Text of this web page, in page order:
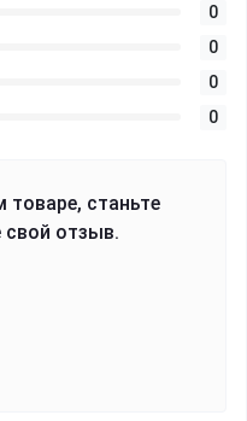
0
0
0
0
станьте
свой отзыв.